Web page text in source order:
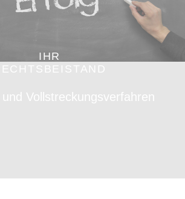
IHR
und Vollstreckungsverfahren